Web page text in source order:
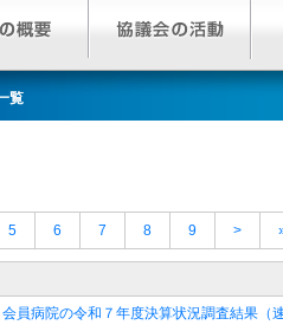
覧
5 6 7 8 9 >
会員病院の令和７年度決算状況調査結果（